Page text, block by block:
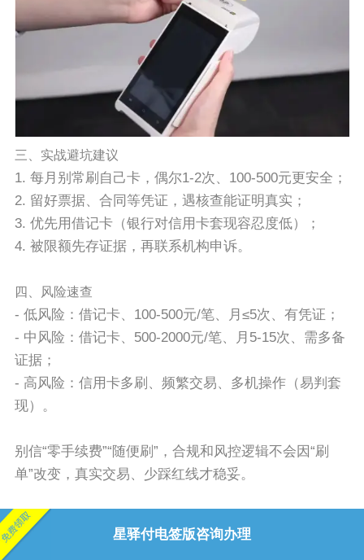
三、实战避坑建议
1. 每月别常刷自己卡，偶尔1-2次、100-500元更安全；
2. 留好票据、合同等凭证，遇核查能证明真实；
3. 优先用借记卡（银行对信用卡套现容忍度低）；
4. 被限额先存证据，再联系机构申诉。
四、风险速查
- 低风险：借记卡、100-500元/笔、月≤5次、有凭证；
- 中风险：借记卡、500-2000元/笔、月5-15次、需多备
证据；
- 高风险：信用卡多刷、频繁交易、多机操作（易判套
现）。
别信“零手续费”“随便刷”，合规和风控逻辑不会因“刷
单”改变，真实交易、少踩红线才稳妥。
星驿付电签版咨询办理